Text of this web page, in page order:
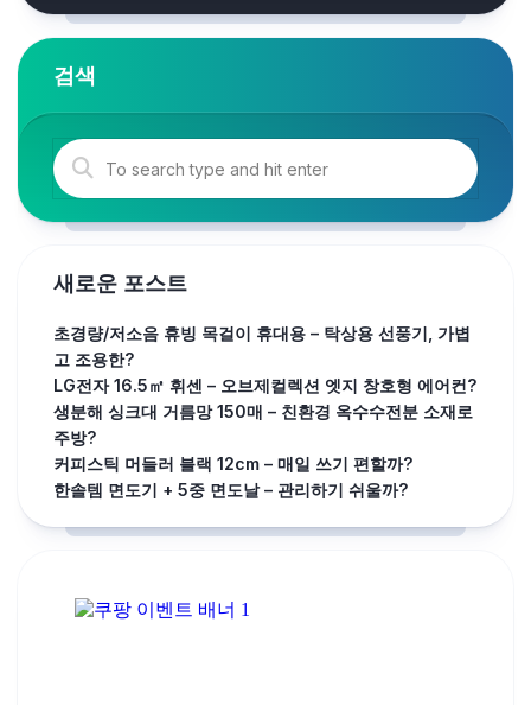
검색
새로운 포스트
초경량/저소음 휴빙 목걸이 휴대용 – 탁상용 선풍기, 가볍
고 조용한?
LG전자 16.5㎡ 휘센 – 오브제컬렉션 엣지 창호형 에어컨?
생분해 싱크대 거름망 150매 – 친환경 옥수수전분 소재로
주방?
커피스틱 머들러 블랙 12cm – 매일 쓰기 편할까?
한솔템 면도기 + 5중 면도날 – 관리하기 쉬울까?